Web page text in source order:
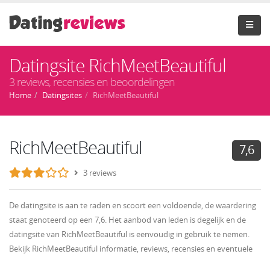
Datingsite RichMeetBeautiful
3 reviews, recensies en beoordelingen
Home Datingsites RichMeetBeautiful
RichMeetBeautiful 7,6
3 reviews
De datingsite is aan te raden en scoort een voldoende, de waardering
staat genoteerd op een 7,6. Het aanbod van leden is degelijk en de
datingsite van RichMeetBeautiful is eenvoudig in gebruik te nemen.
Bekijk RichMeetBeautiful informatie, reviews, recensies en eventuele